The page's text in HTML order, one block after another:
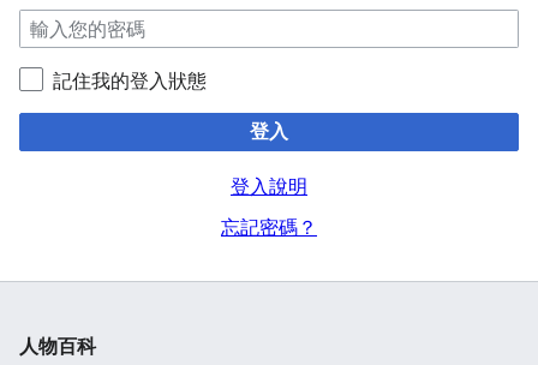
記住我的登入狀態
登入
登入說明
忘記密碼？
人物百科